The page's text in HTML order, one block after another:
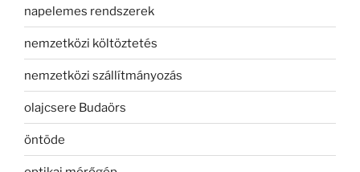
napelemes rendszerek
nemzetközi költöztetés
nemzetközi szállítmányozás
olajcsere Budaörs
öntöde